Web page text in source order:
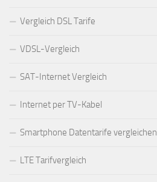
Vergleich DSL Tarife
VDSL-Vergleich
SAT-Internet Vergleich
Internet per TV-Kabel
Smartphone Datentarife vergleichen
LTE Tarifvergleich